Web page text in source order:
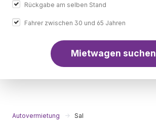
Rückgabe am selben Stand
Fahrer zwischen 30 und 65 Jahren
Mietwagen suchen
Autovermietung Sal